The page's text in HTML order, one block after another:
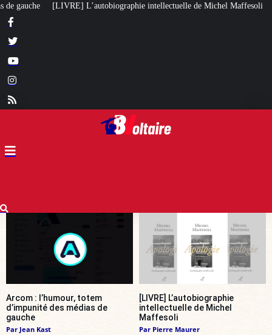
intellectuelle de Michel Maffesoli Pour regagner son influence en
Arcom : l’humour, totem
d’impunité des médias de
gauche
Par Jean Kast
[LIVRE] L’autobiographie
intellectuelle de Michel
Maffesoli
Par Pierre Maurer